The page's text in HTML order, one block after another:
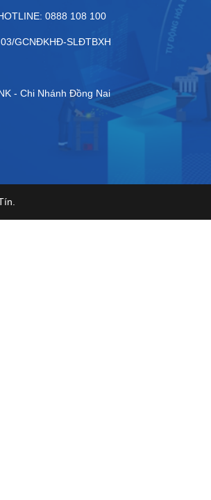
0888 108 100
GCNĐKHĐ-SLĐTBXH
- Chi Nhánh Đồng Nai